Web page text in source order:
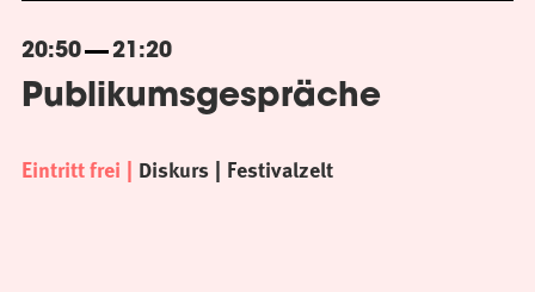
20:50 21:20
Publikumsgespräche
Eintritt frei Diskurs Festivalzelt